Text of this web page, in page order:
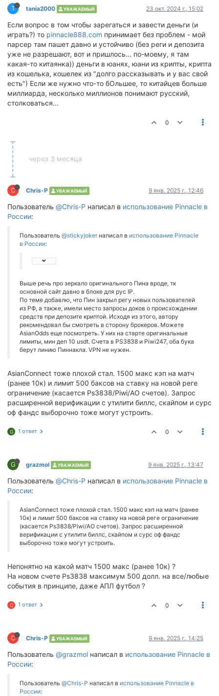
T tania2000 УВАЖАЕМЫЙ 23 окт. 2024 г., 15:02
Если вопрос в том чтобы зарегаться и завести деньги (и
играть?) то pinnacle888.com принимает без проблем - мой
парсер там пашет давно и устойчиво (без реги и депозита
уже не разрешают, вот и пришлось... по-моему, я там
какая-то китаянка)) деньги в юанях, юани из крипты, крипта
из кошелька, кошелек из "долго рассказывать и у вас свой
есть") Если же нужно что-то бОльшее, то китайцев больше
миллиарда, несколько миллионов понимают русский,
столковаться...
0
через 3 месяца
C Chris-P УВАЖАЕМЫЙ 9 янв. 2025 г., 12:46
Пользователь @Chris-P написал в использование Pinnacle в
России:
Пользователь @stickyjokerнаписал в использование Pinnacle
в России:
Выше речь про зеркало оригинального Пина вроде, тк
основной сайт давно в блоке для рус IP.
По теме добавлю, что Пин закрыл регу новых пользователей
из РФ, а также, имели место запросы доков о происхождении
средств при депозите криптой. Исходя из этого, автору
рекомендовал бы смотреть в сторону брокеров. Можете
AsianOdds еще посмотреть. У них на старте оригинальные
лимиты, мин деп 10 usdt. Счета в PS3838 и Piwi247, оба бука
берут линию Пиннакла. VPN не нужен.
AsianConnect тоже плохой стал. 1500 макс кэп на матч
(ранее 10к) и лимит 500 баксов на ставку на новой реге
ограничение (касается Ps3838/Piwi/AO счетов). Запрос
расширенной верификации с утилити биллс, скайпом и сурс
оф фандс выборочно тоже могут устроить.
G 1 ответ 0
G grazmol УВАЖАЕМЫЙ 9 янв. 2025 г., 13:47
Пользователь @Chris-P написал в использование Pinnacle в
России:
AsianConnect тоже плохой стал. 1500 макс кэп на матч (ранее
10к) и лимит 500 баксов на ставку на новой реге ограничение
(касается Ps3838/Piwi/AO счетов). Запрос расширенной
верификации с утилити биллс, скайпом и сурс оф фандс
выборочно тоже могут устроить.
Непонятно на какой матч 1500 макс (ранее 10к) ?
На новом счете Ps3838 максимум 500 долл. на все/любые
события в принципе, даже АПЛ футбол ?
C 1 ответ 0
C Chris-P УВАЖАЕМЫЙ 9 янв. 2025 г., 14:25
Пользователь @grazmol написал в использование Pinnacle в
России:
Пользователь @Chris-P написал в использование Pinnacle в
России: